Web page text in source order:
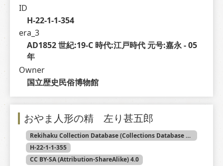
ID
H-22-1-1-354
era_3
AD1852 世紀:19-C 時代:江戸時代 元号:嘉永 - 05
年
Owner
国立歴史民俗博物館
おやま人形の精 左り甚五郎
Rekihaku Collection Database (Collections Database of the National Museum of Japanese History)
H-22-1-1-355
CC BY-SA (Attribution-ShareAlike) 4.0